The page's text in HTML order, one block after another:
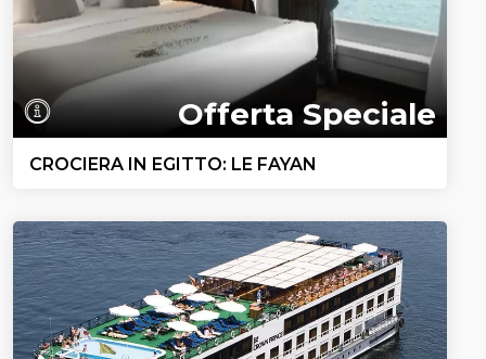
Offerta Speciale
CROCIERA IN EGITTO: LE FAYAN